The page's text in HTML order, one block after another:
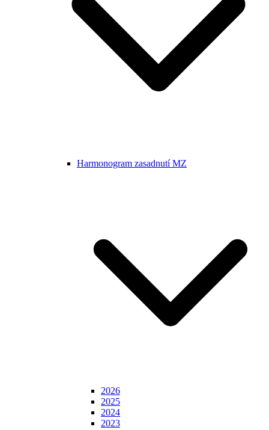
Harmonogram zasadnutí MZ
2026
2025
2024
2023